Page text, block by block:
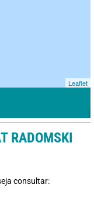
Leaflet
RADOMSKI
consultar: